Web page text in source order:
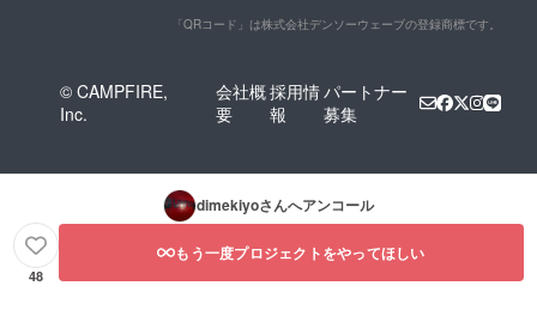
「QRコード」は株式会社デンソーウェーブの登録商標です。
© CAMPFIRE,
Inc.
会社概
要
採用情
報
パートナー
募集
dimekiyoさんへアンコール
48
もう一度プロジェクトをやってほしい